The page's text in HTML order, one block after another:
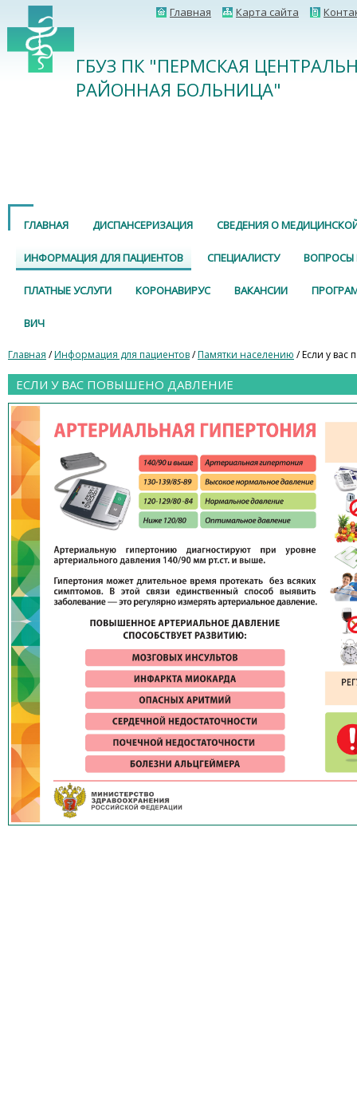
Главная Карта сайта
ГБУЗ ПК "ПЕРМСКАЯ
РАЙОННАЯ БОЛЬНИЦА"
ГЛАВНАЯ ДИСПАНСЕРИЗАЦИЯ СВЕДЕНИЯ О
ИНФОРМАЦИЯ ДЛЯ ПАЦИЕНТОВ СПЕЦИАЛИСТУ ВОПРОСЫ
ПЛАТНЫЕ УСЛУГИ КОРОНАВИРУС ВАКАНСИИ
ВИЧ
Главная /Информация для пациентов/Памятки населению / Если у вас
ЕСЛИ У ВАС ПОВЫШЕНО ДАВЛЕНИЕ